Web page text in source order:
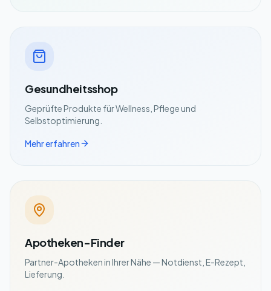
Gesundheitsshop
Geprüfte Produkte für Wellness, Pflege und
Selbstoptimierung.
Mehr erfahren
Apotheken-Finder
Partner-Apotheken in Ihrer Nähe — Notdienst, E-Rezept,
Lieferung.